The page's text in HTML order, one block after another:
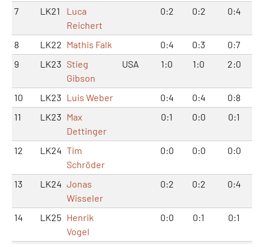
7 LK21
Luca
Reichert
0:2 0:2 0:4
8 LK22 Mathis Falk 0:4 0:3
0:7
9
LK23 Stieg
Gibson
USA 1:0 1:0 2:0
10 LK23 Luis Weber 0:4 0:4
0:8
11
LK23 Max
Dettinger
0:1 0:0 0:1
12 LK24 Tim
Schröder
0:0 0:0 0:0
13 LK24 Jonas
Wisseler
0:2 0:2 0:4
14 LK25 Henrik
Vogel
0:0 0:1 0:1